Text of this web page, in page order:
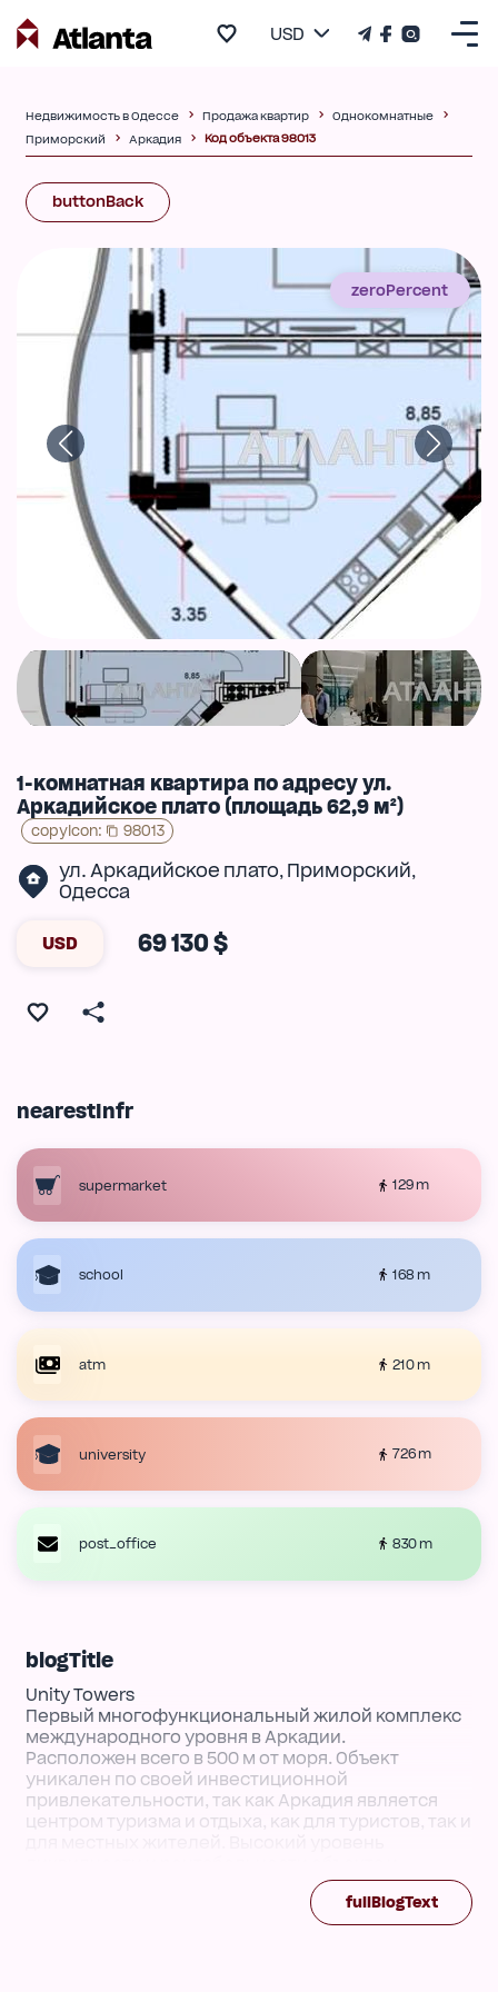
USD
Недвижимость в Одессе Продажа квартир
Однокомнатные
Приморский
Аркадия Код объекта 98013
buttonBack
zeroPercent
1-комнатная квартира по адресу ул.
Аркадийское плато (площадь 62,9 м²)
copyIcon: 98013
ул. Аркадийское плато, Приморский,
Одесса
USD 69 130 $
nearestInfr
supermarket 129 m
school 168 m
atm 210 m
university 726 m
post_office 830 m
blogTitle
Unity Towers
Первый многофункциональный жилой комплекс
международного уровня в Аркадии.
Расположен всего в 500 м от моря. Объект
уникален по своей инвестиционной
привлекательности, так как Аркадия является
центром туризма и отдыха, как для туристов, так и
гарантированный рост стоимости актива.
Изюминками Жилого комплекса Unity Towers
fullBlogText